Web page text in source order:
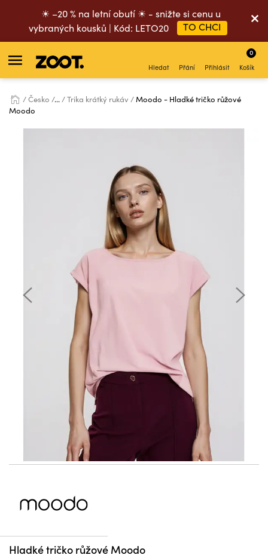
☀ –20 % na letní obutí ☀ - snižte si cenu u
vybraných kousků | Kód: LETO20
TO CHCI
Hledat Přání Přihlásit Košík
0
Česko ... Trika krátký rukáv
Moodo - Hladké tričko růžové
Moodo
Hladké tričko růžové Moodo